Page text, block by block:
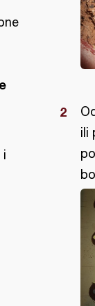
i
ili